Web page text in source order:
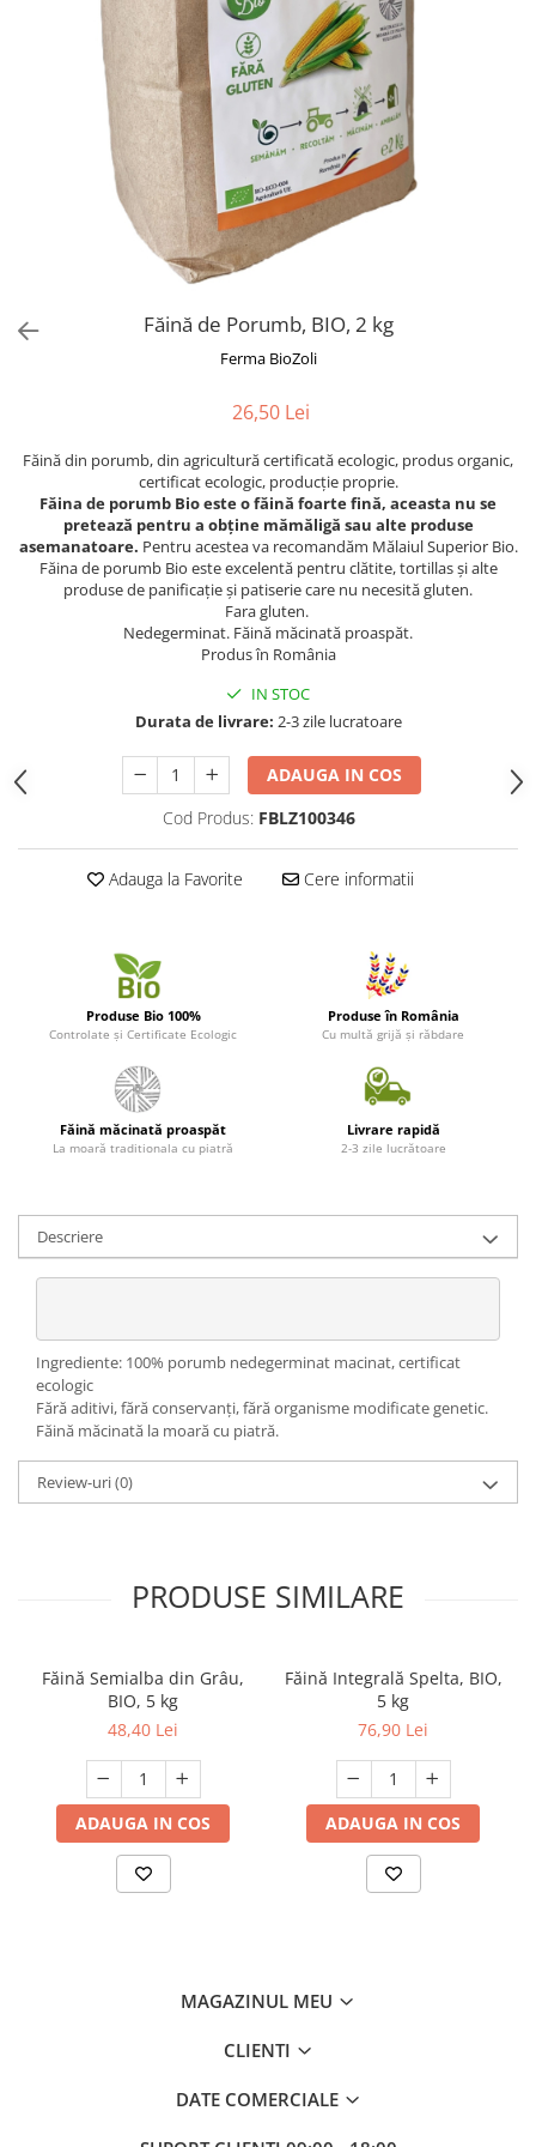
Făină de Porumb, BIO, 2 kg
Ferma BioZoli
26,50 Lei
Făină din porumb, din agricultură certificată ecologic, produs organic,
certificat ecologic, producție proprie.
Făina de porumb Bio este o făină foarte fină, aceasta nu se
pretează pentru a obține mămăligă sau alte produse
asemanatoare. Pentru acestea va recomandăm Mălaiul Superior Bio.
Făina de porumb Bio este excelentă pentru clătite, tortillas și alte
produse de panificație și patiserie care nu necesită gluten.
Fara gluten.
Nedegerminat. Făină măcinată proaspăt.
Produs în România
IN STOC
Durata de livrare: 2-3 zile lucratoare
ADAUGA IN COS
Cod Produs: FBLZ100346
Adauga la Favorite Cere informatii
Produse Bio 100%
Controlate și Certificate Ecologic
Produse în România
Cu multă grijă și răbdare
Făină măcinată proaspăt
La moară traditionala cu piatră
Livrare rapidă
2-3 zile lucrătoare
Descriere
Ingrediente: 100% porumb nedegerminat macinat, certificat
ecologic
Fără aditivi, fără conservanți, fără organisme modificate genetic.
Făină măcinată la moară cu piatră.
Review-uri(0)
PRODUSE SIMILARE
Făină Semialba din Grâu,
BIO, 5 kg
48,40 Lei
ADAUGA IN COS
Făină Integrală Spelta, BIO,
5 kg
76,90 Lei
ADAUGA IN COS
MAGAZINUL MEU
CLIENTI
DATE COMERCIALE